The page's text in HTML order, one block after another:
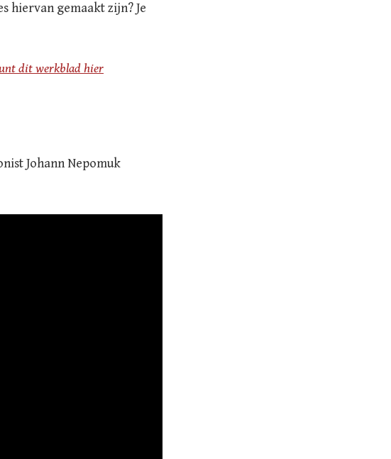
hiervan gemaakt zijn? Je
dit werkblad hier
Johann Nepomuk